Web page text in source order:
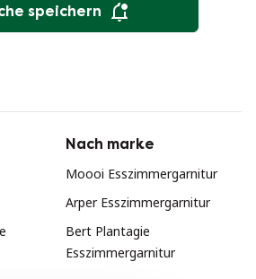
speichern
Nach marke
Moooi Esszimmergarnitur
Arper Esszimmergarnitur
Bert Plantagie
Esszimmergarnitur